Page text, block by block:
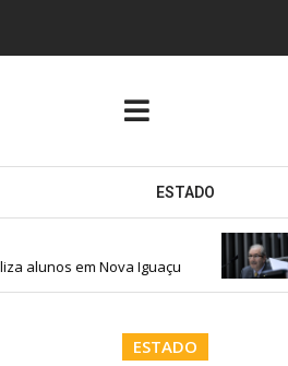
ESTADO
em Nova Iguaçu
ESTADO